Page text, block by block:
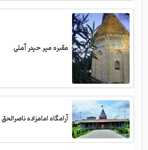
مقبره میر حیدر آملی
آرامگاه امامزاده ناصرالحق